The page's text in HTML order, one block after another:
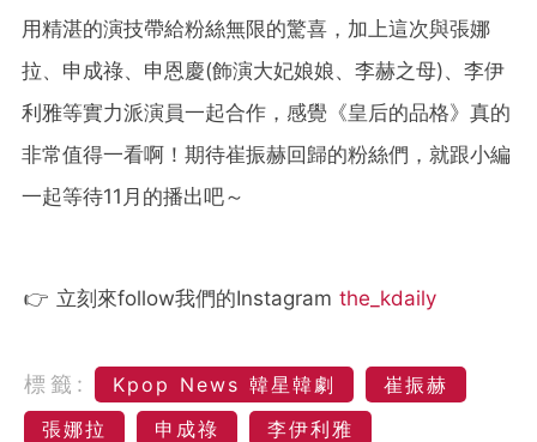
用精湛的演技帶給粉絲無限的驚喜，加上這次與張娜
拉、申成祿、申恩慶(飾演大妃娘娘、李赫之母)、李伊
利雅等實力派演員一起合作，感覺《皇后的品格》真的
非常值得一看啊！期待崔振赫回歸的粉絲們，就跟小編
一起等待11月的播出吧～
👉 立刻來follow我們的Instagram the_kdaily
標籤: Kpop News 韓星韓劇
崔振赫
張娜拉
申成祿
李伊利雅